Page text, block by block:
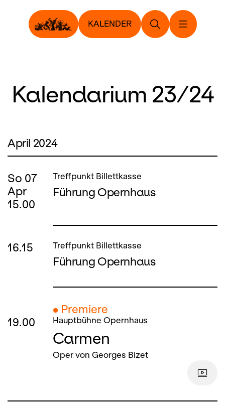
KALENDER
Kalendarium 23/24
April 2024
So 07
Apr
15.00
Treffpunkt Billettkasse
Führung Opernhaus
16.15 Treffpunkt Billettkasse
Führung Opernhaus
● Premiere
19.00
Hauptbühne Opernhaus
Carmen
Oper von Georges Bizet